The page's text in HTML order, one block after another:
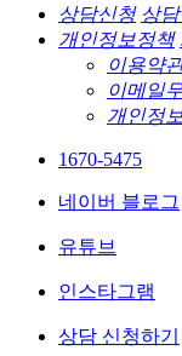
상담신청 상
개인정보정책
이용약
이메일
개인정
1670-5475
네이버 블로그
유튜브
인스타그램
상담 신청하기